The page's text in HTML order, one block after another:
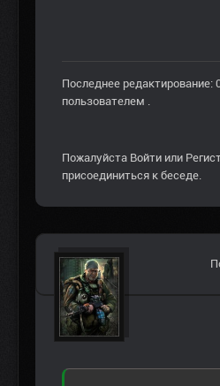
Последнее редактирование:
пользователем
Пожалуйста Войти или
присоединиться к беседе.